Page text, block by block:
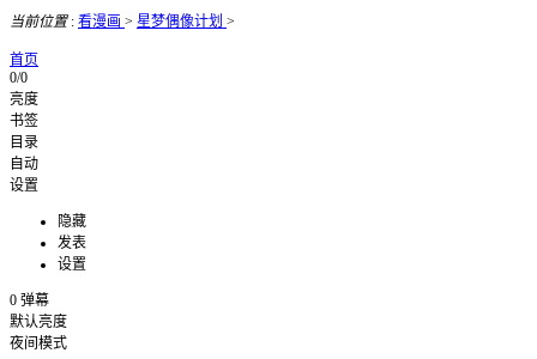
当前位置: 看漫画 > 星梦偶像计划 >
首页
0/0
亮度
书签
目录
自动
设置
隐藏
发表
设置
0 弹幕
默认亮度
夜间模式